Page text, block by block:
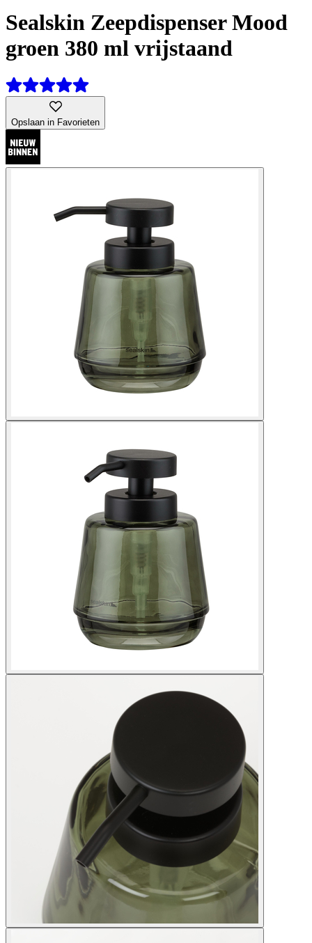
Sealskin Zeepdispenser Mood
groen 380 ml vrijstaand
Opslaan in Favorieten